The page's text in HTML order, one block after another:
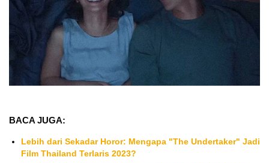
BACA JUGA:
Lebih dari Sekadar Horor: Mengapa "The Undertaker" Jadi
Film Thailand Terlaris 2023?